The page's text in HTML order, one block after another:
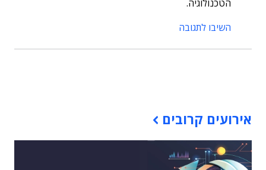
הטכנולוגיה.
השיבו לתגובה
אירועים קרובים